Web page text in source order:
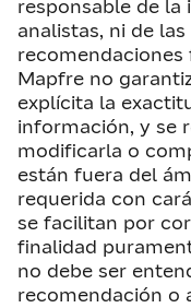
responsable de
analistas, ni de
Mapfre no
explícita la
información, y se
modificarla o
están fuera del
requerida con
se facilitan por
finalidad
no debe ser
recomendación o